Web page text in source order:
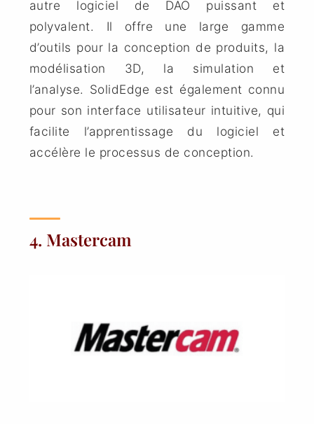
autre logiciel de DAO puissant et
polyvalent. Il offre une large gamme
d’outils pour la conception de produits, la
modélisation 3D, la simulation et
l’analyse. SolidEdge est également connu
pour son interface utilisateur intuitive, qui
facilite l’apprentissage du logiciel et
accélère le processus de conception.
4. Mastercam